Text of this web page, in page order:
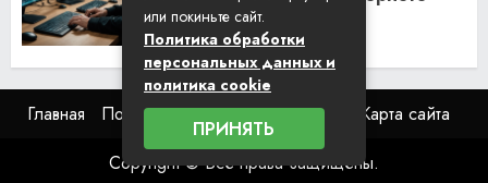
29.01.2026
Главная Пользовательское соглашение
Карта сайта
Copyright © Все права защищены.
или покиньте сайт.
Политика обработки
персональных данных и
политика cookie
ПРИНЯТЬ